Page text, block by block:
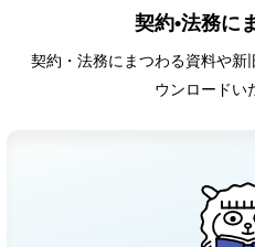
契約•法務に
契約・法務にまつわる資料や
ウンロードい